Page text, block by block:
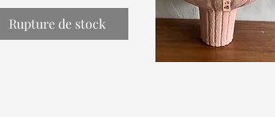
Rupture de stock